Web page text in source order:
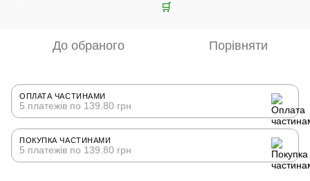
🛒
До обраного Порівняти
ОПЛАТА ЧАСТИНАМИ
5 платежів по 139.80 грн
ПОКУПКА ЧАСТИНАМИ
5 платежів по 139.80 грн